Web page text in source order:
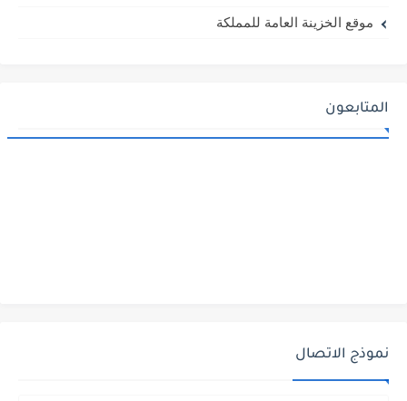
موقع الخزينة العامة للمملكة
المتابعون
نموذج الاتصال